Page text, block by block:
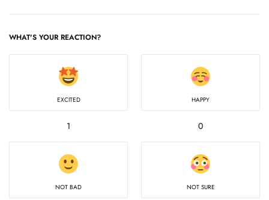
WHAT'S YOUR REACTION?
EXCITED
1
HAPPY
0
NOT BAD NOT SURE